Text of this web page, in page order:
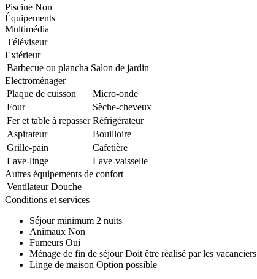
Piscine Non
Équipements
Multimédia
Téléviseur
Extérieur
Barbecue ou plancha Salon de jardin
Electroménager
Plaque de cuisson
Micro-onde
Four
Sèche-cheveux
Fer et table à repasser Réfrigérateur
Aspirateur
Bouilloire
Grille-pain
Cafetière
Lave-linge
Lave-vaisselle
Autres équipements de confort
Ventilateur Douche
Conditions et services
Séjour minimum 2 nuits
Animaux Non
Fumeurs Oui
Ménage de fin de séjour Doit être réalisé par les vacanciers
Linge de maison Option possible